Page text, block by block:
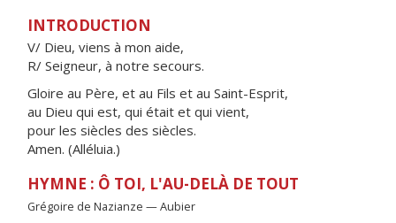
INTRODUCTION
V/ Dieu, viens à mon aide,
R/ Seigneur, à notre secours.
Gloire au Père, et au Fils et au Saint-Esprit,
au Dieu qui est, qui était et qui vient,
pour les siècles des siècles.
Amen. (Alléluia.)
HYMNE : Ô TOI, L'AU-DELÀ DE TOUT
Grégoire de Nazianze — Aubier